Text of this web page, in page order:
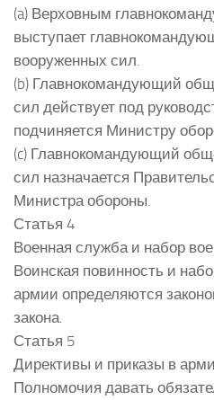
(a) Верховным
выступает
вооруженных сил.
(b) Главнокомандующий
сил действует под
подчиняется Министру
(c) Главнокомандующий
сил назначается
Министра обороны.
Статья 4
Военная служба и набор
Воинская повинность и
армии определяются
закона.
Статья 5
Директивы и приказы в
Полномочия давать